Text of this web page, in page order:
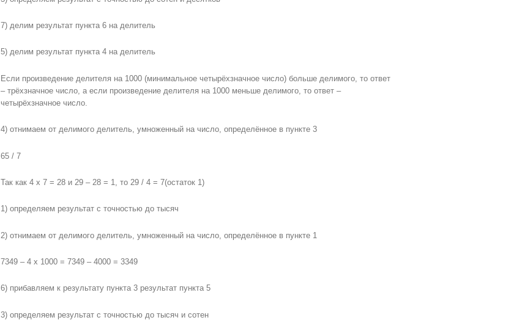
7) делим результат пункта 6 на делитель
5) делим результат пункта 4 на делитель
Если произведение делителя на 1000 (минимальное четырёхзначное число) больше делимого, то ответ
– трёхзначное число, а если произведение делителя на 1000 меньше делимого, то ответ –
четырёхзначное число.
4) отнимаем от делимого делитель, умноженный на число, определённое в пункте 3
65 / 7
Так как 4 x 7 = 28 и 29 – 28 = 1, то 29 / 4 = 7(остаток 1)
1) определяем результат с точностью до тысяч
2) отнимаем от делимого делитель, умноженный на число, определённое в пункте 1
7349 – 4 x 1000 = 7349 – 4000 = 3349
6) прибавляем к результату пункта 3 результат пункта 5
3) определяем результат с точностью до тысяч и сотен